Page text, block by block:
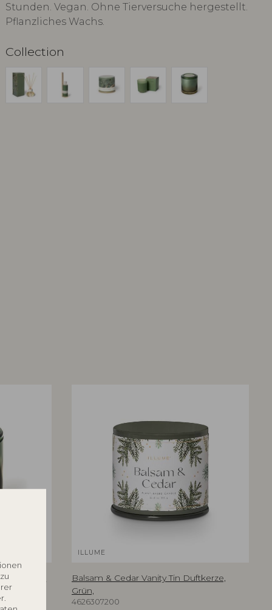
Stunden. Vegan. Ohne Tierversuche hergestellt.
Pflanzliches Wachs.
Collection
Grün,
ILLUME
Balsam & Cedar Vanity Tin Duftkerze,
Grün,
4626307200